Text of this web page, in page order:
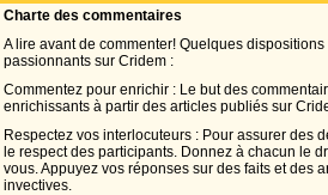
Charte des commentaires
A lire avant de commenter! Quelques
passionnants sur Cridem :
Commentez pour enrichir : Le but des
enrichissants à partir des articles publiés sur
Respectez vos interlocuteurs : Pour assurer des
le respect des participants. Donnez à chacun le
vous. Appuyez vos réponses sur des faits et des
invectives.